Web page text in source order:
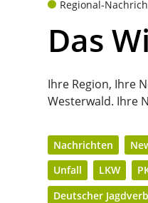
Regional-
Das
Ihre Region, Ihre
Westerwald. Ihre
Nachrichten
Unfall
LKW
Deutscher